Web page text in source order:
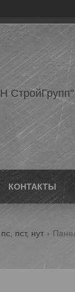
КОНТАКТЫ
пст, нут